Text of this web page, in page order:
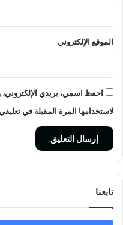
الموقع الإلكتروني
احفظ اسمي، بريدي الإلكتروني،
لاستخدامها المرة المقبلة في
تابعنا